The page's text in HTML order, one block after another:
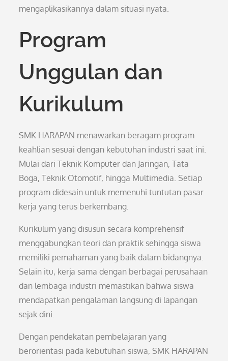
mengaplikasikannya dalam situasi nyata.
Program
Unggulan dan
Kurikulum
SMK HARAPAN menawarkan beragam program
keahlian sesuai dengan kebutuhan industri saat ini.
Mulai dari Teknik Komputer dan Jaringan, Tata
Boga, Teknik Otomotif, hingga Multimedia. Setiap
program didesain untuk memenuhi tuntutan pasar
kerja yang terus berkembang.
Kurikulum yang disusun secara komprehensif
menggabungkan teori dan praktik sehingga siswa
memiliki pemahaman yang baik dalam bidangnya.
Selain itu, kerja sama dengan berbagai perusahaan
dan lembaga industri memastikan bahwa siswa
mendapatkan pengalaman langsung di lapangan
sejak dini.
Dengan pendekatan pembelajaran yang
berorientasi pada kebutuhan siswa, SMK HARAPAN